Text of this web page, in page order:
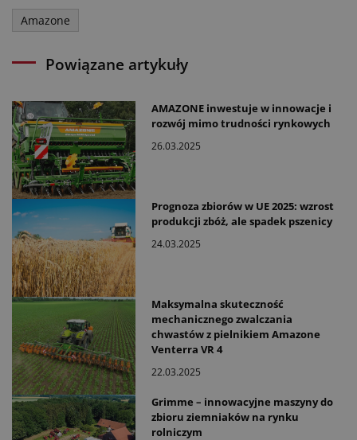
Amazone
Powiązane artykuły
AMAZONE inwestuje w innowacje i
rozwój mimo trudności rynkowych
26.03.2025
Prognoza zbiorów w UE 2025: wzrost
produkcji zbóż, ale spadek pszenicy
24.03.2025
Maksymalna skuteczność
mechanicznego zwalczania
chwastów z pielnikiem Amazone
Venterra VR 4
22.03.2025
Grimme – innowacyjne maszyny do
zbioru ziemniaków na rynku
rolniczym